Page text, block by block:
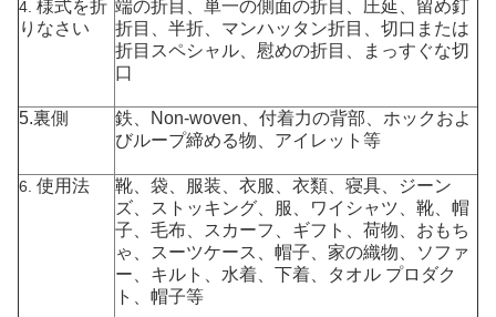
4. 様式を折
りなさい
端の折目、単一の側面の折目、圧延、留め釘
折目、半折、マンハッタン折目、切口または
折目スペシャル、慰めの折目、まっすぐな切
口
5.裏側
鉄、Non-woven、付着力の背部、ホックおよ
びループ締める物、アイレット等
6. 使用法
靴、袋、服装、衣服、衣類、寝具、ジーン
ズ、ストッキング、服、ワイシャツ、靴、帽
子、毛布、スカーフ、ギフト、荷物、おもち
ゃ、スーツケース、帽子、家の織物、ソファ
ー、キルト、水着、下着、タオル プロダク
ト、帽子等